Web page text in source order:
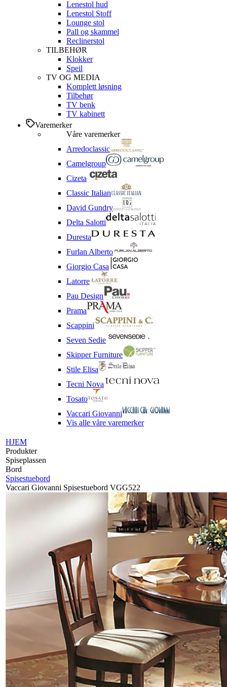
Lenestol hud
Lenestol Stoff
Lounge stol
Pall og skammel
Reclinerstol
TILBEHØR
Klokker
Speil
TV OG MEDIA
Komplett løsning
Tilbehør
TV benk
TV kabinett
Varemerker
Våre varemerker
Arredoclassic
Camelgroup
Cizeta
Classic Italian
David Gundry
Delta Salotti
Duresta
Furlan Alberto
Giorgio Casa
Latorre
Pau Design
Prama
Scappini
Seven Sedie
Skipper Furniture
Stile Elisa
Tecni Nova
Tosato
Vaccari Giovanni
Vis alle våre varemerker
HJEM
Produkter
Spiseplassen
Bord
Spisestuebord
Vaccari Giovanni Spisestuebord VGG522